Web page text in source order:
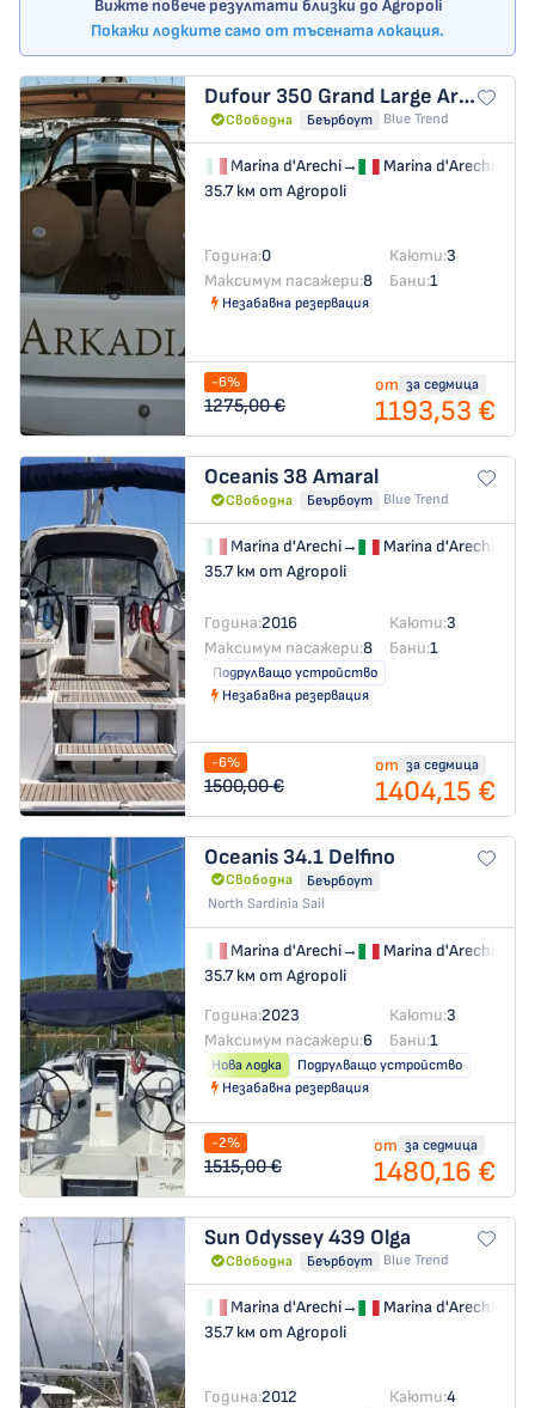
Вижте повече резултати близки до Agropoli
Покажи лодките само от тъсената локация.
Dufour 350 Grand Large Arkadia
Свободна Беърбоут Blue Trend
Marina d'Arechi→
Marina d'Arechi
35.7 км от Agropoli
Година:0 Каюти:3
Максимум пасажери:8 Бани:1
Незабавна резервация
-6%
1275,00 €
от за седмица
1193,53 €
Oceanis 38 Amaral
Свободна Беърбоут Blue Trend
Marina d'Arechi→
Marina d'Arechi
35.7 км от Agropoli
Година:2016 Каюти:3
Максимум пасажери:8 Бани:1
Подрулващо устройство
Незабавна резервация
-6%
1500,00 €
от за седмица
1404,15 €
Oceanis 34.1 Delfino
Свободна
Беърбоут
North Sardinia Sail
Marina d'Arechi→
Marina d'Arechi
35.7 км от Agropoli
Година:2023 Каюти:3
Максимум пасажери:6 Бани:1
Нова лодка
Подрулващо устройство
Незабавна резервация
-2%
1515,00 €
от за седмица
1480,16 €
Sun Odyssey 439 Olga
Свободна Беърбоут Blue Trend
Marina d'Arechi→
Marina d'Arechi
35.7 км от Agropoli
Година:2012 Каюти:4